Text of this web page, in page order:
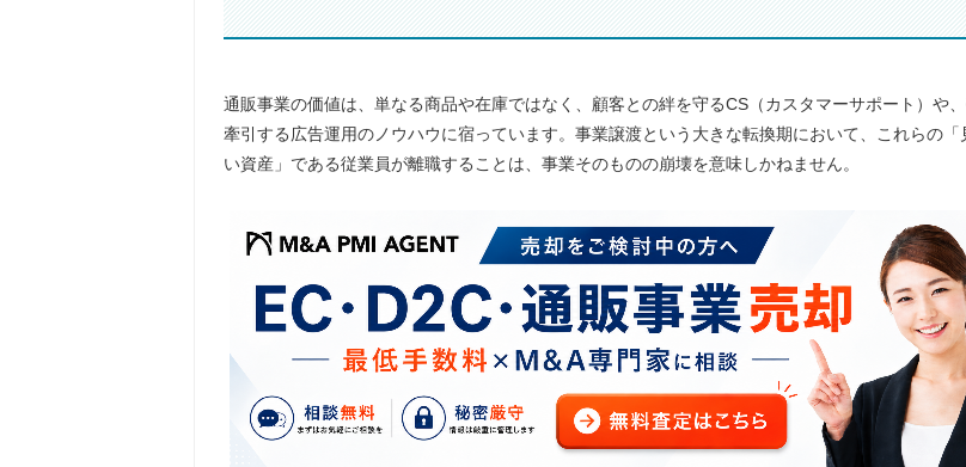
通販事業の価値は、単なる商品や在庫ではなく、顧客との絆を守るCS（カスタマーサポート）や
牽引する広告運用のノウハウに宿っています。事業譲渡という大きな転換期において、これらの「
い資産」である従業員が離職することは、事業そのものの崩壊を意味しかねません。